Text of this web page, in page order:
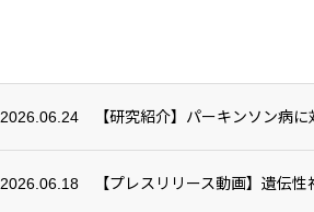
2026.06.24 【研究紹介】パーキンソン病
2026.06.18 【プレスリリース動画】遺伝